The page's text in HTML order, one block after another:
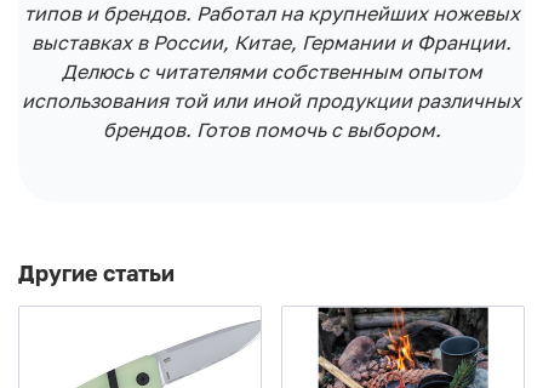
типов и брендов. Работал на крупнейших ножевых
выставках в России, Китае, Германии и Франции.
Делюсь с читателями собственным опытом
использования той или иной продукции различных
брендов. Готов помочь с выбором.
Другие статьи